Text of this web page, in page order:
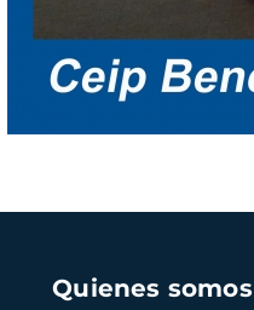
Navegación
principal
Quienes somos